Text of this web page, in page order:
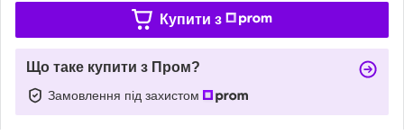
Купити з
Що таке купити з Пром?
Замовлення під захистом